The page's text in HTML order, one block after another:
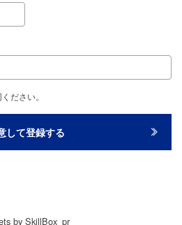
ださい。
by SkillBox_pr